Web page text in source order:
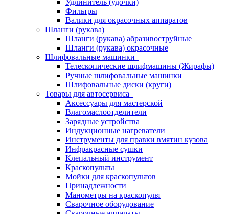
Удлинитель (удочки)
Фильтры
Валики для окрасочных аппаратов
Шланги (рукава)
Шланги (рукава) абразивоструйные
Шланги (рукава) окрасочные
Шлифовальные машинки
Телескопические шлифмашины (Жирафы)
Ручные шлифовальные машинки
Шлифовальные диски (круги)
Товары для автосервиса
Аксессуары для мастерской
Влагомаслоотделители
Зарядные устройства
Индукционные нагреватели
Инструменты для правки вмятин кузова
Инфракрасные сушки
Клепальный инструмент
Краскопульты
Мойки для краскопультов
Принадлежности
Манометры на краскопульт
Сварочное оборудование